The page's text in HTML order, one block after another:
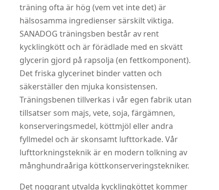
träning ofta är hög (vem vet inte det) är
hälsosamma ingredienser särskilt viktiga.
SANADOG träningsben består av rent
kycklingkött och är förädlade med en skvätt
glycerin gjord på rapsolja (en fettkomponent).
Det friska glycerinet binder vatten och
säkerställer den mjuka konsistensen.
Träningsbenen tillverkas i vår egen fabrik utan
tillsatser som majs, vete, soja, färgämnen,
konserveringsmedel, köttmjöl eller andra
fyllmedel och är skonsamt lufttorkade. Vår
lufttorkningsteknik är en modern tolkning av
månghundraåriga köttkonserveringstekniker.
Det noggrant utvalda kycklingköttet kommer